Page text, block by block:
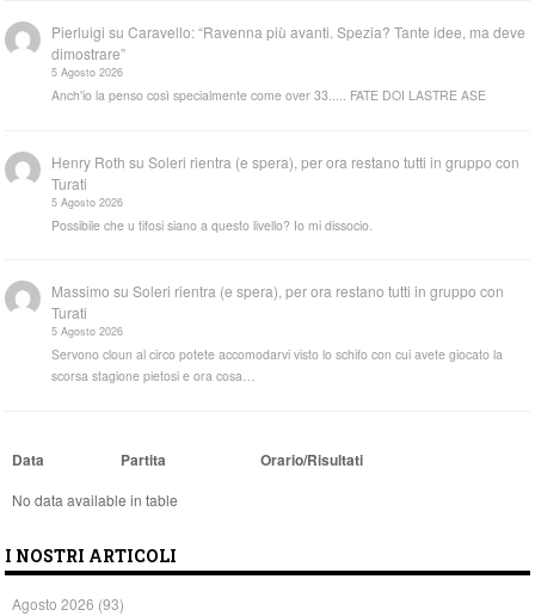
Pierluigi suCaravello: “Ravenna più avanti. Spezia? Tante idee, ma deve
dimostrare”
5 Agosto 2026
Anch'io la penso così specialmente come over 33..... FATE DOI LASTRE ASE
Henry Roth suSoleri rientra (e spera), per ora restano tutti in gruppo con
Turati
5 Agosto 2026
Possibile che u tifosi siano a questo livello? Io mi dissocio.
Massimo suSoleri rientra (e spera), per ora restano tutti in gruppo con
Turati
5 Agosto 2026
Servono cloun al circo potete accomodarvi visto lo schifo con cui avete giocato la
scorsa stagione pietosi e ora cosa…
Data Partita Orario/Risultati
No data available in table
I NOSTRI ARTICOLI
Agosto 2026 (93)